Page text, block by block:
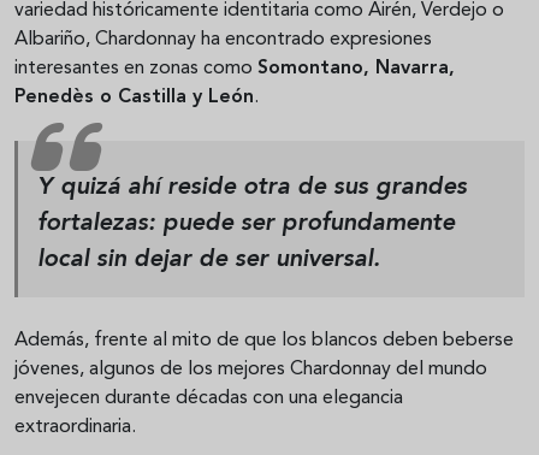
variedad históricamente identitaria como Airén, Verdejo o
Albariño, Chardonnay ha encontrado expresiones
interesantes en zonas como Somontano, Navarra,
Penedès o Castilla y León.
Y quizá ahí reside otra de sus grandes
fortalezas: puede ser profundamente
local sin dejar de ser universal.
Además, frente al mito de que los blancos deben beberse
jóvenes, algunos de los mejores Chardonnay del mundo
envejecen durante décadas con una elegancia
extraordinaria.